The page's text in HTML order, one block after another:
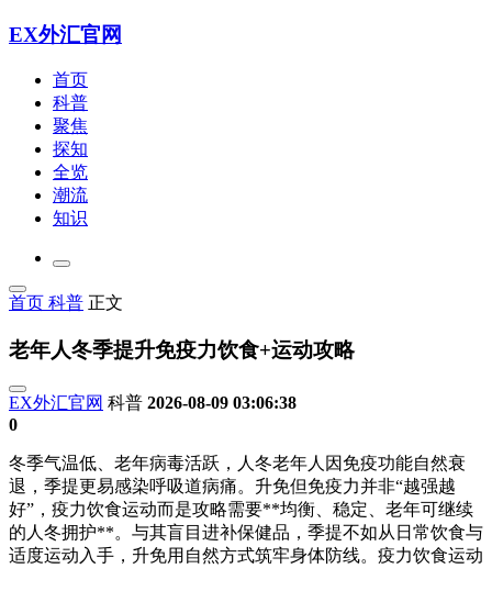
EX外汇官网
首页
科普
聚焦
探知
全览
潮流
知识
首页 科普 正文
老年人冬季提升免疫力饮食+运动攻略
EX外汇官网 科普 2026-08-09 03:06:38
0
冬季气温低、老年病毒活跃，人冬老年人因免疫功能自然衰
退，季提更易感染呼吸道病痛。升免但免疫力并非“越强越
好”，疫力饮食运动而是攻略需要**均衡、稳定、老年可继续
的人冬拥护**。与其盲目进补保健品，季提不如从日常饮食与
适度运动入手，升免用自然方式筑牢身体防线。疫力饮食运动